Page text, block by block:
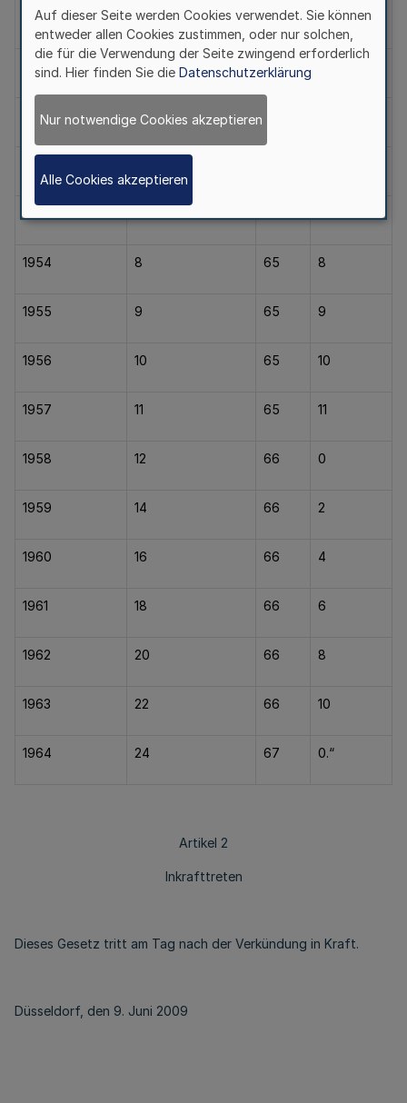
1949 3 65 3
1950 4 65
1951 5
1954 8 65 8
1955 9 65 9
1956 10 65 10
1957 11 65 11
1958 12 66 0
1959 14 66 2
1960 16 66 4
1961 18 66 6
1962 20 66 8
1963 22 66 10
1964 24 67 0.“
Artikel 2
Inkrafttreten
Dieses Gesetz tritt am Tag nach der Verkündung in Kraft.
Düsseldorf, den 9. Juni 2009
Auf dieser Seite werden Cookies verwendet. Sie können
entweder allen Cookies zustimmen, oder nur solchen,
die für die Verwendung der Seite zwingend erforderlich
sind. Hier finden Sie die Datenschutzerklärung
Nur notwendige Cookies akzeptieren
Alle Cookies akzeptieren